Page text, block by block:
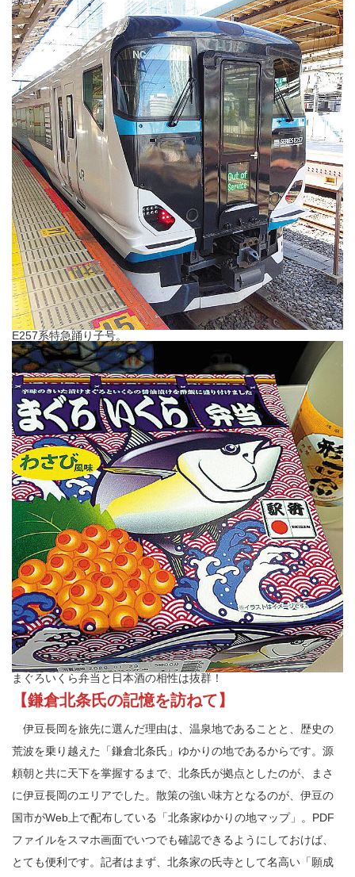
E257系特急踊り子号。
まぐろいくら弁当と日本酒の相性は抜群！
【鎌倉北条氏の記憶を訪ねて】
伊豆長岡を旅先に選んだ理由は、温泉地であることと、歴史の
荒波を乗り越えた「鎌倉北条氏」ゆかりの地であるからです。源
頼朝と共に天下を掌握するまで、北条氏が拠点としたのが、まさ
に伊豆長岡のエリアでした。散策の強い味方となるのが、伊豆の
国市がWeb上で配布している「北条家ゆかりの地マップ」。PDF
ファイルをスマホ画面でいつでも確認できるようにしておけば、
とても便利です。記者はまず、北条家の氏寺として名高い「願成